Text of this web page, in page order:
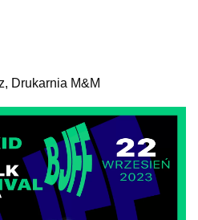
Drukarnia M&M